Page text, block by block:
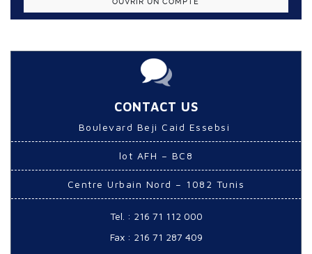
OUVRIR UN COMPTE
CONTACT US
Boulevard Beji Caid Essebsi
lot AFH – BC8
Centre Urbain Nord – 1082 Tunis
Tel. : 216 71 112 000
Fax : 216 71 287 409